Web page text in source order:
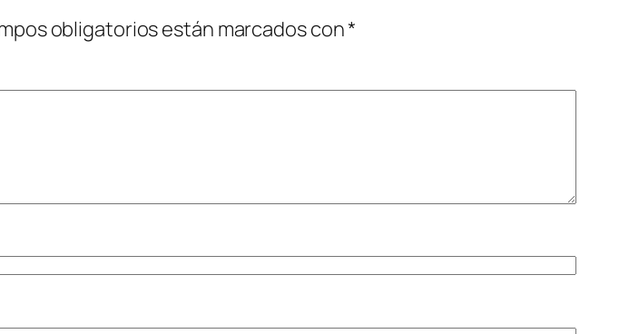
obligatorios están marcados con*